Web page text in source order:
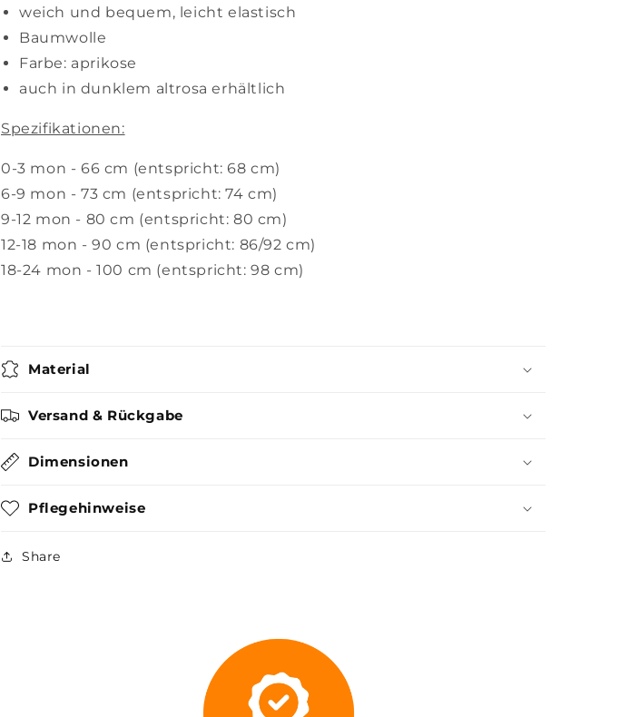
weich und bequem, leicht elastisch
Baumwolle
Farbe: aprikose
auch in dunklem altrosa erhältlich
Spezifikationen:
0-3 mon - 66 cm (entspricht: 68 cm)
6-9 mon - 73 cm (entspricht: 74 cm)
9-12 mon - 80 cm (entspricht: 80 cm)
12-18 mon - 90 cm (entspricht: 86/92 cm)
18-24 mon - 100 cm (entspricht: 98 cm)
Material
Versand & Rückgabe
Dimensionen
Pflegehinweise
Share